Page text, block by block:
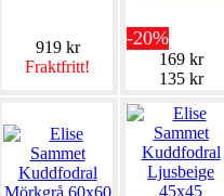
919 kr
Fraktfritt!
-20%
169 kr
135 kr